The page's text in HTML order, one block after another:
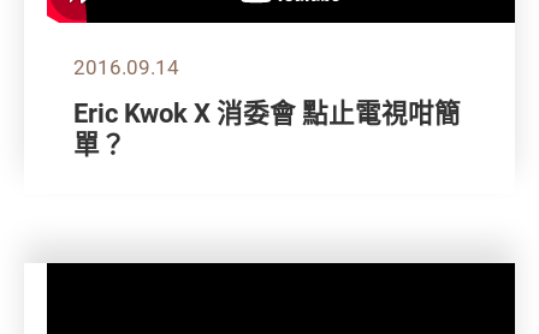
2016.09.14
Eric Kwok X 消委會 點止電視咁簡
單？